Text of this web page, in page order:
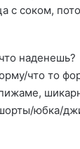
с соком,
наденешь?
что то
юбка/